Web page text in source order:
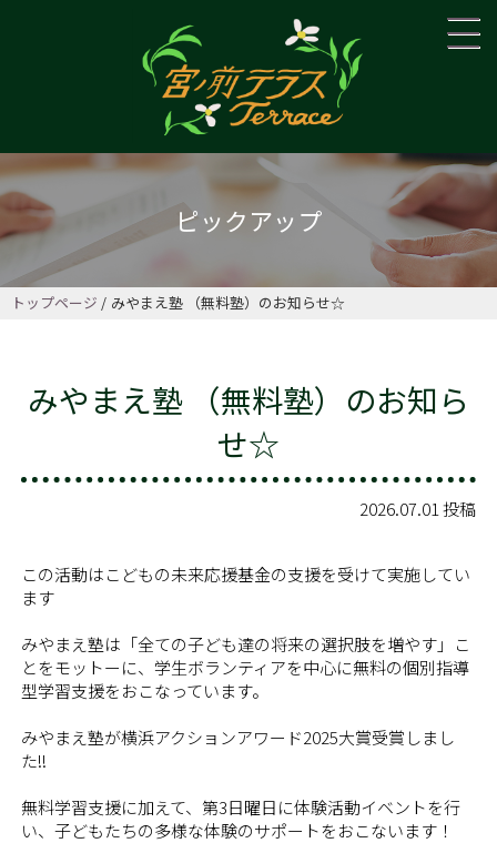
ピックアップ
トップページ みやまえ塾 （無料塾）のお知らせ☆
みやまえ塾 （無料塾）のお知ら
せ☆
2026.07.01 投稿
この活動はこどもの未来応援基金の支援を受けて実施してい
ます
みやまえ塾は「全ての子ども達の将来の選択肢を増やす」こ
とをモットーに、学生ボランティアを中心に無料の個別指導
型学習支援をおこなっています。
みやまえ塾が横浜アクションアワード2025大賞受賞しまし
た!!
無料学習支援に加えて、第3日曜日に体験活動イベントを行
い、子どもたちの多様な体験のサポートをおこないます！